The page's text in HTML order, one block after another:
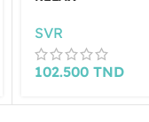
SVR
102.500 TND